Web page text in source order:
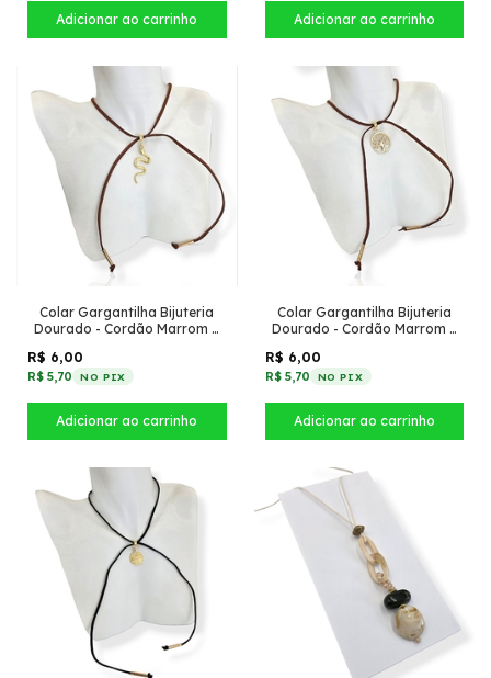
Colar Gargantilha Bijuteria
Dourado - Cordão Marrom +
R$ 6,00
R$ 5,70 NO PIX
Colar Gargantilha Bijuteria
Dourado - Cordão Marrom +
R$ 6,00
R$ 5,70 NO PIX